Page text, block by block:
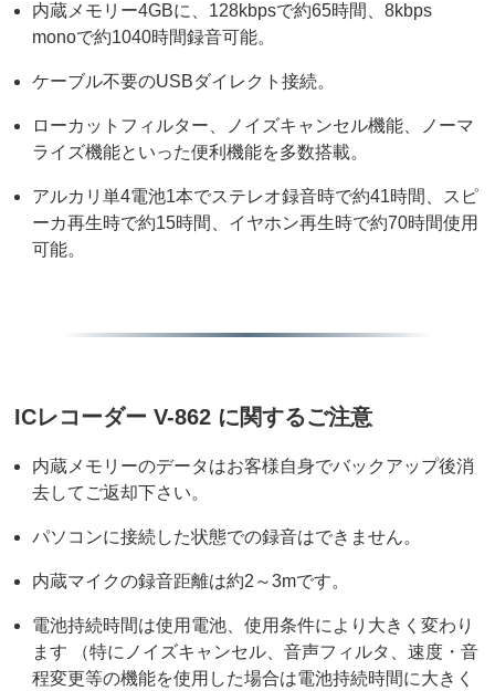
内蔵メモリー4GBに、128kbpsで約65時間、8kbps
monoで約1040時間録音可能。
ケーブル不要のUSBダイレクト接続。
ローカットフィルター、ノイズキャンセル機能、ノーマ
ライズ機能といった便利機能を多数搭載。
アルカリ単4電池1本でステレオ録音時で約41時間、スピ
ーカ再生時で約15時間、イヤホン再生時で約70時間使用
可能。
ICレコーダー V-862 に関するご注意
内蔵メモリーのデータはお客様自身でバックアップ後消
去してご返却下さい。
パソコンに接続した状態での録音はできません。
内蔵マイクの録音距離は約2～3mです。
電池持続時間は使用電池、使用条件により大きく変わり
ます （特にノイズキャンセル、音声フィルタ、速度・音
程変更等の機能を使用した場合は電池持続時間に大きく